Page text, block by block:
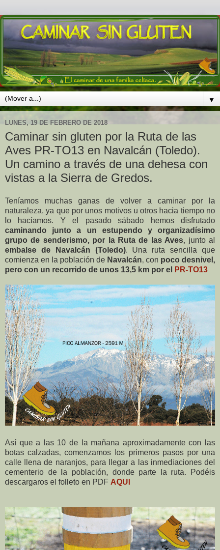
▼
LUNES, 19 DE FEBRERO DE 2018
Caminar sin gluten por la Ruta de las
Aves PR-TO13 en Navalcán (Toledo).
Un camino a través de una dehesa con
vistas a la Sierra de Gredos.
Teníamos muchas ganas de volver a caminar por la
naturaleza, ya que por unos motivos u otros hacia tiempo no
lo hacíamos. Y el pasado sábado hemos disfrutado
caminando junto a un estupendo y organizadísimo
grupo de senderismo, por la Ruta de las Aves, junto al
embalse de Navalcán (Toledo). Una ruta sencilla que
comienza en la población de Navalcán, con poco desnivel,
pero con un recorrido de unos 13,5 km por el
PR-TO13
Así que a las 10 de la mañana aproximadamente con las
botas calzadas, comenzamos los primeros pasos por una
calle llena de naranjos, para llegar a las inmediaciones del
cementerio de la población, donde parte la ruta. Podéis
descargaros el folleto en PDF AQUI